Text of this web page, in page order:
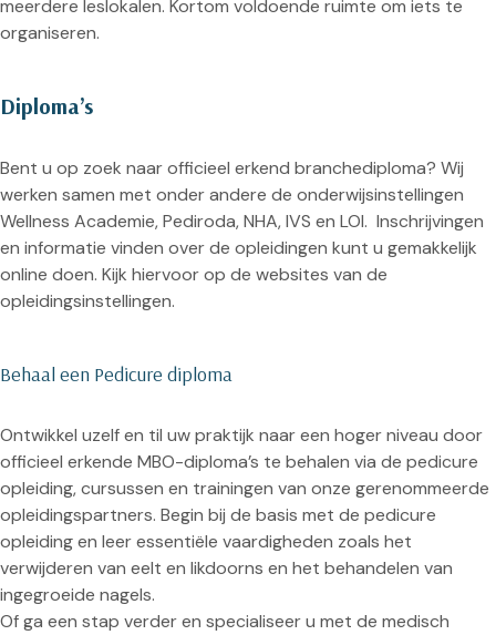
meerdere leslokalen. Kortom voldoende ruimte om iets te
organiseren.
Diploma’s
Bent u op zoek naar officieel erkend branchediploma? Wij
werken samen met onder andere de onderwijsinstellingen
Wellness Academie, Pediroda, NHA, IVS en LOI. Inschrijvingen
en informatie vinden over de opleidingen kunt u gemakkelijk
online doen. Kijk hiervoor op de websites van de
opleidingsinstellingen.
Behaal een Pedicure diploma
Ontwikkel uzelf en til uw praktijk naar een hoger niveau door
officieel erkende MBO-diploma’s te behalen via de pedicure
opleiding, cursussen en trainingen van onze gerenommeerde
opleidingspartners. Begin bij de basis met de pedicure
opleiding en leer essentiële vaardigheden zoals het
verwijderen van eelt en likdoorns en het behandelen van
ingegroeide nagels.
Of ga een stap verder en specialiseer u met de medisch